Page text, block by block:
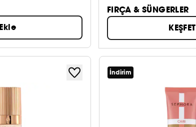
Ekle
FIRÇA & SÜNGERLER
KEŞFET
İndirim